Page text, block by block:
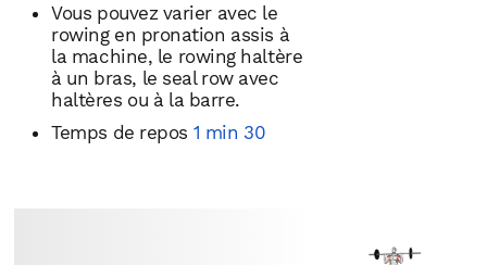
Vous pouvez varier avec le
rowing en pronation assis à
la machine, le rowing haltère
à un bras, le seal row avec
haltères ou à la barre.
Temps de repos 1 min 30